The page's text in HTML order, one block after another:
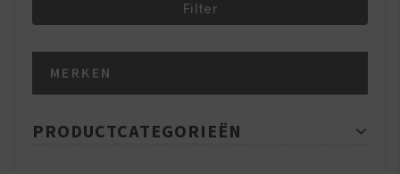
Filter
MERKEN
PRODUCTCATEGORIEËN